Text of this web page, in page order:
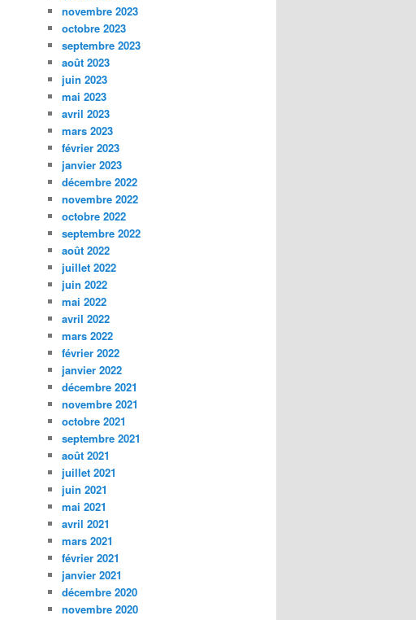
novembre 2023
octobre 2023
septembre 2023
août 2023
juin 2023
mai 2023
avril 2023
mars 2023
février 2023
janvier 2023
décembre 2022
novembre 2022
octobre 2022
septembre 2022
août 2022
juillet 2022
juin 2022
mai 2022
avril 2022
mars 2022
février 2022
janvier 2022
décembre 2021
novembre 2021
octobre 2021
septembre 2021
août 2021
juillet 2021
juin 2021
mai 2021
avril 2021
mars 2021
février 2021
janvier 2021
décembre 2020
novembre 2020